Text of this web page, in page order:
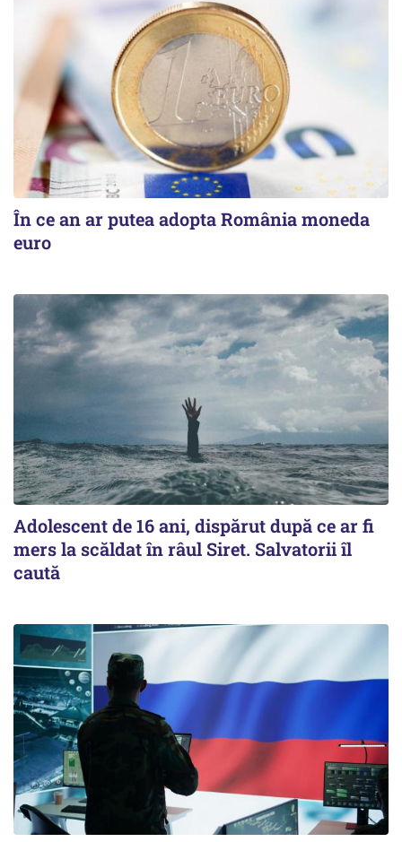
În ce an ar putea adopta România moneda
euro
Adolescent de 16 ani, dispărut după ce ar fi
mers la scăldat în râul Siret. Salvatorii îl
caută